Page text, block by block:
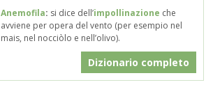
Anemofila: si dice dell’impollinazione che
avviene per opera del vento (per esempio nel
mais, nel nocciòlo e nell’olivo).
Dizionario completo